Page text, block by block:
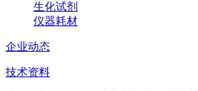
生化试剂
仪器耗材
企业动态
技术资料